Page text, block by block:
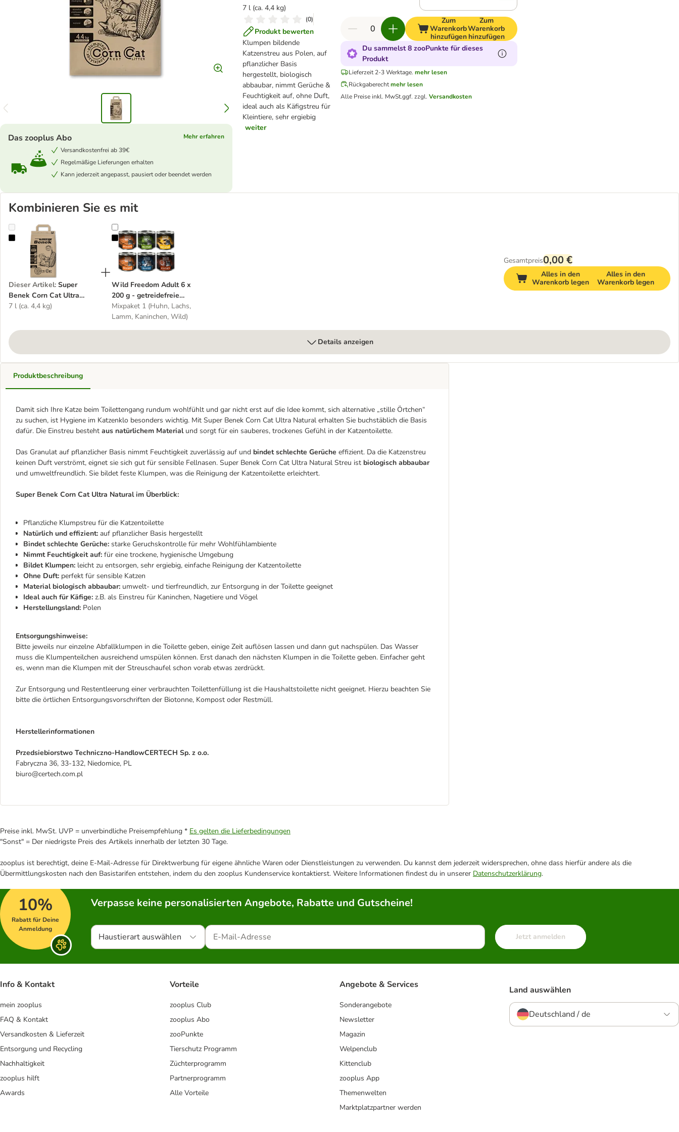
7 l (ca. 4,4 kg)
(0)
Produkt bewerten
Klumpen bildende
Katzenstreu aus Polen, auf
pflanzlicher Basis
hergestellt, biologisch
abbaubar, nimmt Gerüche &
Feuchtigkeit auf, ohne Duft,
ideal auch als Käfigstreu für
Kleintiere, sehr ergiebig
weiter
Das zooplus Abo
Mehr erfahren
Versandkostenfrei ab 39€
Regelmäßige Lieferungen erhalten
Kann jederzeit angepasst, pausiert oder beendet werden
Zum
Warenkorb
hinzufügen
Zum
Warenkorb
hinzufügen
Du sammelst 8 zooPunkte für dieses
Produkt
Lieferzeit 2-3 Werktage. mehr lesen
Rückgaberechtmehr lesen
Alle Preise inkl. MwSt.ggf. zzgl. Versandkosten
Kombinieren Sie es mit
Super Benek Corn Cat Ultra Natural
Dieser Artikel: Super
Benek Corn Cat Ultra
Natural
7 l (ca. 4,4 kg)
Wild Freedom Adult 6 x 200 g - getreidefreie Rezeptur
Wild Freedom Adult 6 x
200 g - getreidefreie
Rezeptur
Mixpaket 1 (Huhn, Lachs,
Lamm, Kaninchen, Wild)
Gesamtpreis0,00 €
Alles in den
Warenkorb legen
Alles in den
Warenkorb legen
Details anzeigen
Produktbeschreibung
Damit sich Ihre Katze beim Toilettengang rundum wohlfühlt und gar nicht erst auf die Idee kommt, sich alternative „stille Örtchen“
zu suchen, ist Hygiene im Katzenklo besonders wichtig. Mit Super Benek Corn Cat Ultra Natural erhalten Sie buchstäblich die Basis
dafür. Die Einstreu besteht aus natürlichem Materialund sorgt für ein sauberes, trockenes Gefühl in der Katzentoilette.
Das Granulat auf pflanzlicher Basis nimmt Feuchtigkeit zuverlässig auf und bindet schlechte Gerüche effizient. Da die Katzenstreu
keinen Duft verströmt, eignet sie sich gut für sensible Fellnasen. Super Benek Corn Cat Ultra Natural Streu ist biologisch abbaubar
und umweltfreundlich. Sie bildet feste Klumpen, was die Reinigung der Katzentoilette erleichtert.
Super Benek Corn Cat Ultra Natural im Überblick:
Pflanzliche Klumpstreu für die Katzentoilette
Natürlich und effizient: auf pflanzlicher Basis hergestellt
Bindet schlechte Gerüche: starke Geruchskontrolle für mehr Wohlfühlambiente
Nimmt Feuchtigkeit auf: für eine trockene, hygienische Umgebung
Bildet Klumpen: leicht zu entsorgen, sehr ergiebig, einfache Reinigung der Katzentoilette
Ohne Duft: perfekt für sensible Katzen
Material biologisch abbaubar: umwelt- und tierfreundlich, zur Entsorgung in der Toilette geeignet
Ideal auch für Käfige: z.B. als Einstreu für Kaninchen, Nagetiere und Vögel
Herstellungsland: Polen
Entsorgungshinweise:
Bitte jeweils nur einzelne Abfallklumpen in die Toilette geben, einige Zeit auflösen lassen und dann gut nachspülen. Das Wasser
muss die Klumpenteilchen ausreichend umspülen können. Erst danach den nächsten Klumpen in die Toilette geben. Einfacher geht
es, wenn man die Klumpen mit der Streuschaufel schon vorab etwas zerdrückt.
Zur Entsorgung und Restentleerung einer verbrauchten Toilettenfüllung ist die Haushaltstoilette nicht geeignet. Hierzu beachten Sie
bitte die örtlichen Entsorgungsvorschriften der Biotonne, Kompost oder Restmüll.
Herstellerinformationen
Przedsiebiorstwo Techniczno-HandlowCERTECH Sp. z o.o.
Fabryczna 36, 33-132, Niedomice, PL
biuro@certech.com.pl
Preise inkl. MwSt. UVP = unverbindliche Preisempfehlung * Es gelten die Lieferbedingungen
"Sonst" = Der niedrigste Preis des Artikels innerhalb der letzten 30 Tage.
zooplus ist berechtigt, deine E-Mail-Adresse für Direktwerbung für eigene ähnliche Waren oder Dienstleistungen zu verwenden. Du kannst dem jederzeit widersprechen, ohne dass hierfür andere als die
Übermittlungskosten nach den Basistarifen entstehen, indem du den zooplus Kundenservice kontaktierst. Weitere Informationen findest du in unserer Datenschutzerklärung.
10%
Rabatt für Deine
Anmeldung
Verpasse keine personalisierten Angebote, Rabatte und Gutscheine!
Haustierart auswählen Jetzt anmelden
Info & Kontakt
mein zooplus
FAQ & Kontakt
Versandkosten & Lieferzeit
Entsorgung und Recycling
Nachhaltigkeit
zooplus hilft
Awards
Vorteile
zooplus Club
zooplus Abo
zooPunkte
Tierschutz Programm
Züchterprogramm
Partnerprogramm
Alle Vorteile
Angebote & Services
Sonderangebote
Newsletter
Magazin
Welpenclub
Kittenclub
zooplus App
Themenwelten
Marktplatzpartner werden
Land auswählen
Deutschland / de